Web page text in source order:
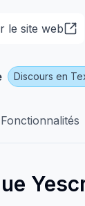
le site web
Discours en
Fonctionnalités